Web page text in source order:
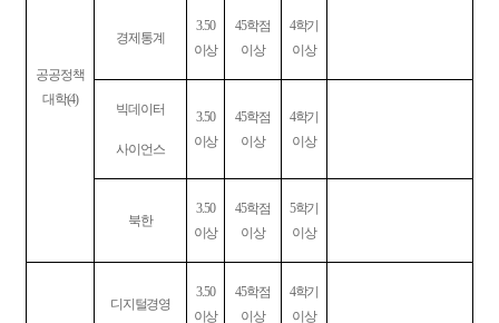
공공정책
대학(4)
경제통계
3.50
이상
45학점
이상
4학기
이상
빅데이터
사이언스
3.50
이상
45학점
이상
4학기
이상
북한
3.50
이상
45학점
이상
5학기
이상
디지털경영
3.50
이상
45학점
이상
4학기
이상